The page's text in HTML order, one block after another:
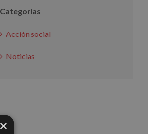
Categorías
Acción social
Noticias
×